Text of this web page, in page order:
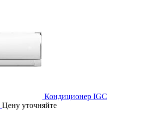
Кондиционер IGC
Цену уточняйте